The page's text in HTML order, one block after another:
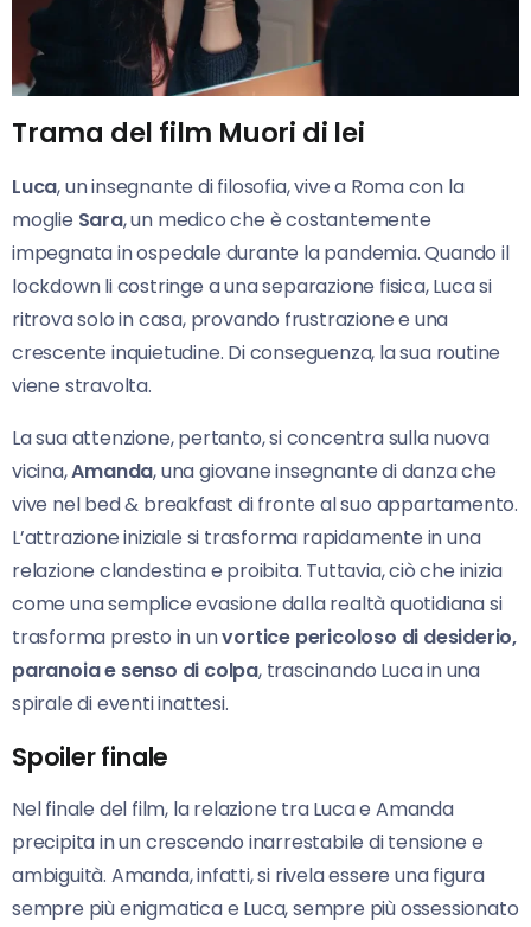
Trama del film Muori di lei
Luca, un insegnante di filosofia, vive a Roma con la
moglie Sara, un medico che è costantemente
impegnata in ospedale durante la pandemia. Quando il
lockdown li costringe a una separazione fisica, Luca si
ritrova solo in casa, provando frustrazione e una
crescente inquietudine. Di conseguenza, la sua routine
viene stravolta.
La sua attenzione, pertanto, si concentra sulla nuova
vicina,Amanda, una giovane insegnante di danza che
vive nel bed & breakfast di fronte al suo appartamento.
L’attrazione iniziale si trasforma rapidamente in una
relazione clandestina e proibita. Tuttavia, ciò che inizia
come una semplice evasione dalla realtà quotidiana si
trasforma presto in unvortice pericoloso di desiderio,
paranoia e senso di colpa, trascinando Luca in una
spirale di eventi inattesi.
Spoiler finale
Nel finale del film, la relazione tra Luca e Amanda
precipita in un crescendo inarrestabile di tensione e
ambiguità. Amanda, infatti, si rivela essere una figura
sempre più enigmatica e Luca, sempre più ossessionato